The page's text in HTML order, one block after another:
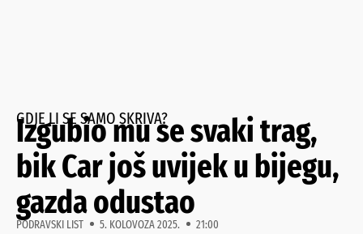
GDJE LI SE SAMO SKRIVA?
Izgubio mu se svaki trag,
bik Car još uvijek u bijegu,
gazda odustao
PODRAVSKI LIST 5. KOLOVOZA 2025. 21:00